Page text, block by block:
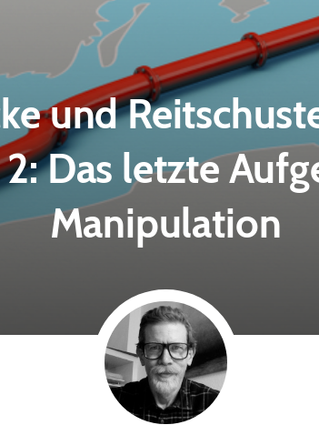
und
Das letzte
Manipulation